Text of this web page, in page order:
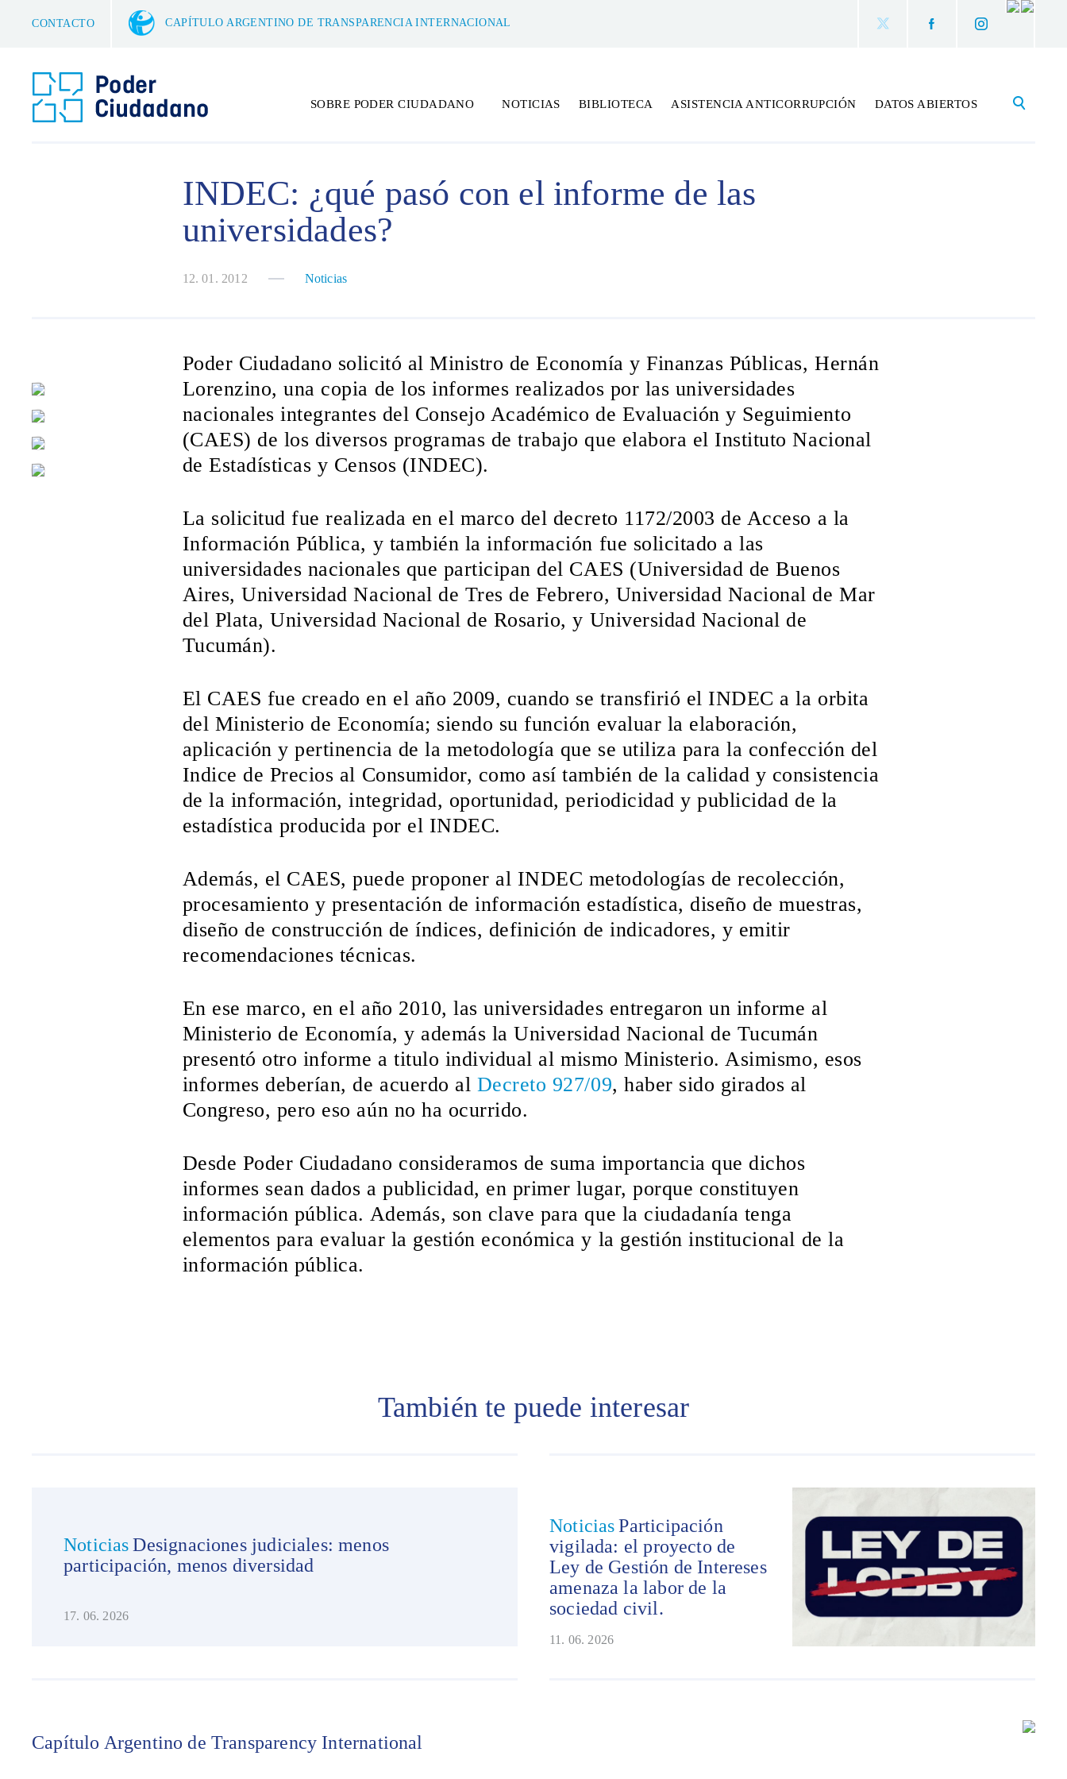
CONTACTO CAPÍTULO ARGENTINO DE TRANSPARENCIA INTERNACIONAL
SOBRE PODER CIUDADANO NOTICIAS BIBLIOTECA ASISTENCIA ANTICORRUPCIÓN DATOS ABIERTOS
INDEC: ¿qué pasó con el informe de las
universidades?
12. 01. 2012 Noticias
Poder Ciudadano solicitó al Ministro de Economía y Finanzas Públicas, Hernán
Lorenzino, una copia de los informes realizados por las universidades
nacionales integrantes del Consejo Académico de Evaluación y Seguimiento
(CAES) de los diversos programas de trabajo que elabora el Instituto Nacional
de Estadísticas y Censos (INDEC).
La solicitud fue realizada en el marco del decreto 1172/2003 de Acceso a la
Información Pública, y también la información fue solicitado a las
universidades nacionales que participan del CAES (Universidad de Buenos
Aires, Universidad Nacional de Tres de Febrero, Universidad Nacional de Mar
del Plata, Universidad Nacional de Rosario, y Universidad Nacional de
Tucumán).
El CAES fue creado en el año 2009, cuando se transfirió el INDEC a la orbita
del Ministerio de Economía; siendo su función evaluar la elaboración,
aplicación y pertinencia de la metodología que se utiliza para la confección del
Indice de Precios al Consumidor, como así también de la calidad y consistencia
de la información, integridad, oportunidad, periodicidad y publicidad de la
estadística producida por el INDEC.
Además, el CAES, puede proponer al INDEC metodologías de recolección,
procesamiento y presentación de información estadística, diseño de muestras,
diseño de construcción de índices, definición de indicadores, y emitir
recomendaciones técnicas.
En ese marco, en el año 2010, las universidades entregaron un informe al
Ministerio de Economía, y además la Universidad Nacional de Tucumán
presentó otro informe a titulo individual al mismo Ministerio. Asimismo, esos
informes deberían, de acuerdo al Decreto 927/09, haber sido girados al
Congreso, pero eso aún no ha ocurrido.
Desde Poder Ciudadano consideramos de suma importancia que dichos
informes sean dados a publicidad, en primer lugar, porque constituyen
información pública. Además, son clave para que la ciudadanía tenga
elementos para evaluar la gestión económica y la gestión institucional de la
información pública.
También te puede interesar
Noticias Designaciones judiciales: menos
participación, menos diversidad
17. 06. 2026
Noticias Participación
vigilada: el proyecto de
Ley de Gestión de Intereses
amenaza la labor de la
sociedad civil.
11. 06. 2026
Capítulo Argentino de Transparency International